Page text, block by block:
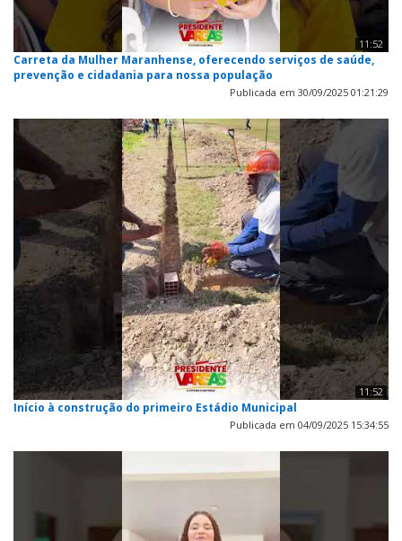
11:52
Carreta da Mulher Maranhense, oferecendo serviços de saúde,
prevenção e cidadania para nossa população
Publicada em 30/09/2025 01:21:29
11:52
Início à construção do primeiro Estádio Municipal
Publicada em 04/09/2025 15:34:55